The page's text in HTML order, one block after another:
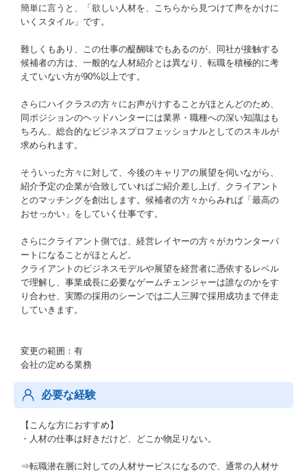
簡単に言うと、「欲しい人材を、こちらから見つけて声をかけに
いくスタイル」です。
難しくもあり、この仕事の醍醐味でもあるのが、同社が接触する
候補者の方は、一般的な人材紹介とは異なり、転職を積極的に考
えていない方が90%以上です。
さらにハイクラスの方々にお声がけすることがほとんどのため、
同ポジションのヘッドハンターには業界・職種への深い知識はも
ちろん、総合的なビジネスプロフェッショナルとしてのスキルが
求められます。
そういった方々に対して、今後のキャリアの展望を伺いながら、
紹介予定の企業が合致していればご紹介差し上げ、クライアント
とのマッチングを創出します。候補者の方々からみれば「最高の
おせっかい」をしていく仕事です。
さらにクライアント側では、経営レイヤーの方々がカウンターパ
ートになることがほとんど。
クライアントのビジネスモデルや展望を経営者に憑依するレベル
で理解し、事業成長に必要なゲームチェンジャーは誰なのかをす
り合わせ、実際の採用のシーンでは二人三脚で採用成功まで伴走
していきます。
変更の範囲：有
会社の定める業務
必要な経験
【こんな方におすすめ】
・人材の仕事は好きだけど、どこか物足りない。
⇒転職潜在層に対しての人材サービスになるので、通常の人材サ